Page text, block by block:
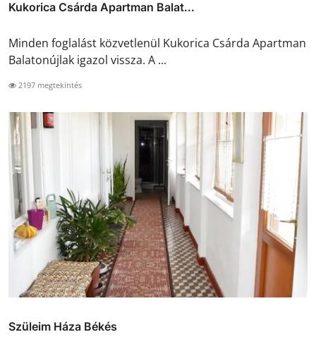
Kukorica Csárda Apartman Balat...
Minden foglalást közvetlenül Kukorica Csárda Apartman
Balatonújlak igazol vissza. A ...
2197 megtekintés
Szüleim Háza Békés